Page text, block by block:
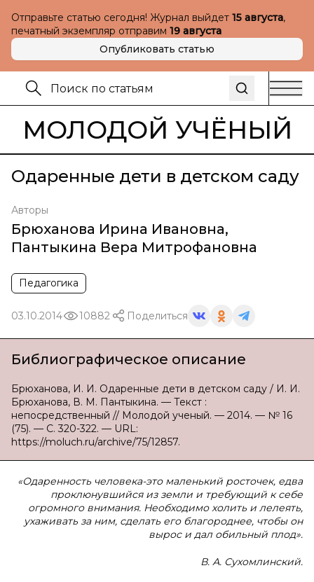
Отправьте статью сегодня! Журнал выйдет 15 августа,
печатный экземпляр отправим 19 августа
Опубликовать статью
МОЛОДОЙ УЧЁНЫЙ
Одаренные дети в детском саду
Авторы
Брюханова Ирина Ивановна,
Пантыкина Вера Митрофановна
Педагогика
03.10.2014 10882 Поделиться
Библиографическое описание
Брюханова, И. И. Одаренные дети в детском саду / И. И.
Брюханова, В. М. Пантыкина. — Текст :
непосредственный // Молодой ученый. — 2014. — № 16
(75). — С. 320-322. — URL:
https://moluch.ru/archive/75/12857.
«Одаренность человека-это маленький росточек, едва
проклюнувшийся из земли и требующий к себе
огромного внимания. Необходимо холить и лелеять,
ухаживать за ним, сделать его благороднее, чтобы он
вырос и дал обильный плод».
В. А. Сухомлинский.